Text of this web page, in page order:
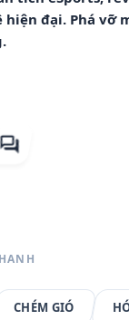
hiện đại. Phá vỡ
forum
CHÉM GIÓ